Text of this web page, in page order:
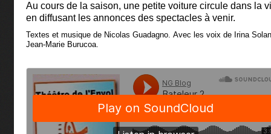
Au cours de la saison, une petite voiture circule dans la
en diffusant les annonces des spectacles à venir.
Textes et musique de Nicolas Guadagno. Avec les voix de Irina
Jean-Marie Burucoa.